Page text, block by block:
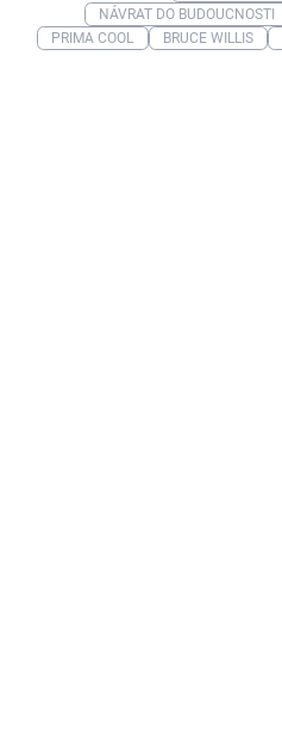
NÁVRAT DO BUDOUCNOSTI
PRIMA COOL
BRUCE WILLIS